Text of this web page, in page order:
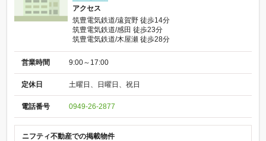
アクセス
筑豊電気鉄道/遠賀野 徒歩14分
筑豊電気鉄道/感田 徒歩23分
筑豊電気鉄道/木屋瀬 徒歩28分
営業時間 9:00～17:00
定休日 土曜日、日曜日、祝日
電話番号 0949-26-2877
ニフティ不動産での掲載物件